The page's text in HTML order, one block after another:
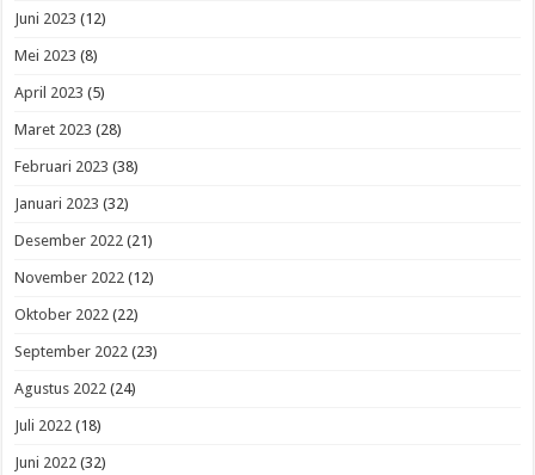
Juni 2023 (12)
Mei 2023 (8)
April 2023 (5)
Maret 2023 (28)
Februari 2023 (38)
Januari 2023 (32)
Desember 2022 (21)
November 2022 (12)
Oktober 2022 (22)
September 2022 (23)
Agustus 2022 (24)
Juli 2022 (18)
Juni 2022 (32)